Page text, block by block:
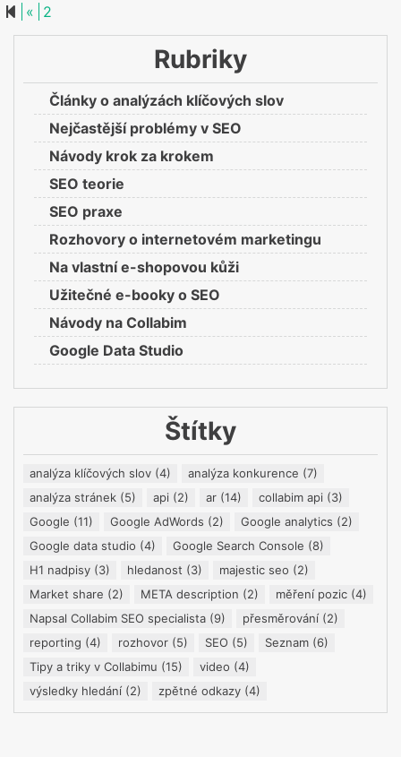
« Previous page
2
Rubriky
Články o analýzách klíčových slov
Nejčastější problémy v SEO
Návody krok za krokem
SEO teorie
SEO praxe
Rozhovory o internetovém marketingu
Na vlastní e-shopovou kůži
Užitečné e-booky o SEO
Návody na Collabim
Google Data Studio
Štítky
analýza klíčových slov (4) analýza konkurence (7)
analýza stránek (5) api (2) ar (14) collabim api (3)
Google (11) Google AdWords (2) Google analytics (2)
Google data studio (4) Google Search Console (8)
H1 nadpisy (3) hledanost (3) majestic seo (2)
Market share (2) META description (2) měření pozic (4)
Napsal Collabim SEO specialista (9) přesměrování (2)
reporting (4) rozhovor (5) SEO (5) Seznam (6)
Tipy a triky v Collabimu (15) video (4)
výsledky hledání (2) zpětné odkazy (4)